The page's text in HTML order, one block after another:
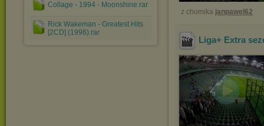
Collage - 1994 - Moonshine.rar
Rick Wakeman - Greatest Hits
[2CD] (1996).rar
z chomika janpawel62
Liga+ Extra